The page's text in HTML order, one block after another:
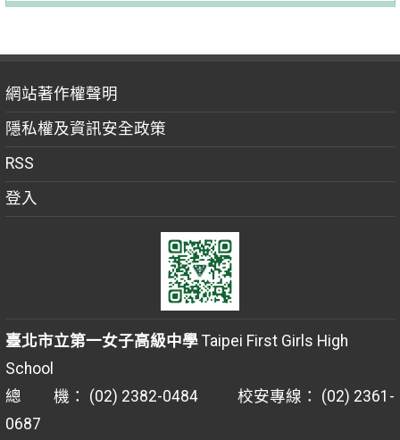
網站著作權聲明
隱私權及資訊安全政策
RSS
登入
臺北市立第一女子高級中學Taipei First Girls High
School
總 機： (02) 2382-0484 校安專線： (02) 2361-
0687